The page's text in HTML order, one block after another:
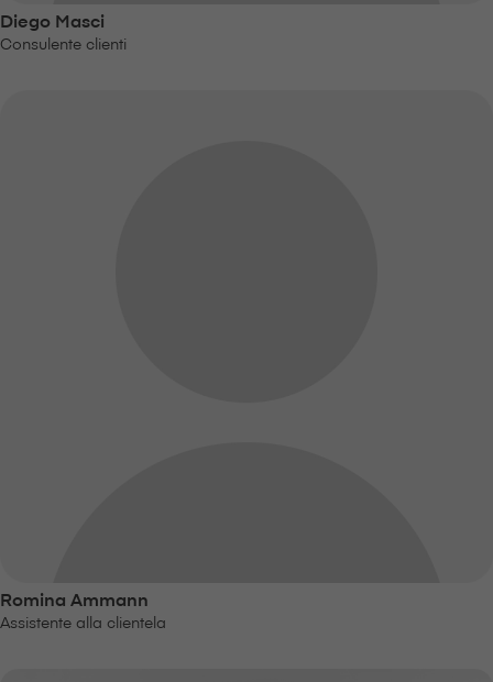
Diego Masci
Consulente clienti
Romina Ammann
Assistente alla clientela